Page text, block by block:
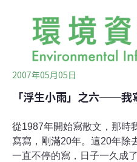
們從香港帶來的，陶盆和鋅
家，每一盆都是她的畫布，
2007年05月05日
「浮生小雨」之六──我
從1987年開始寫散文，那時
寫寫，剛滿20年。這20年除
一直不停的寫，日子一久成